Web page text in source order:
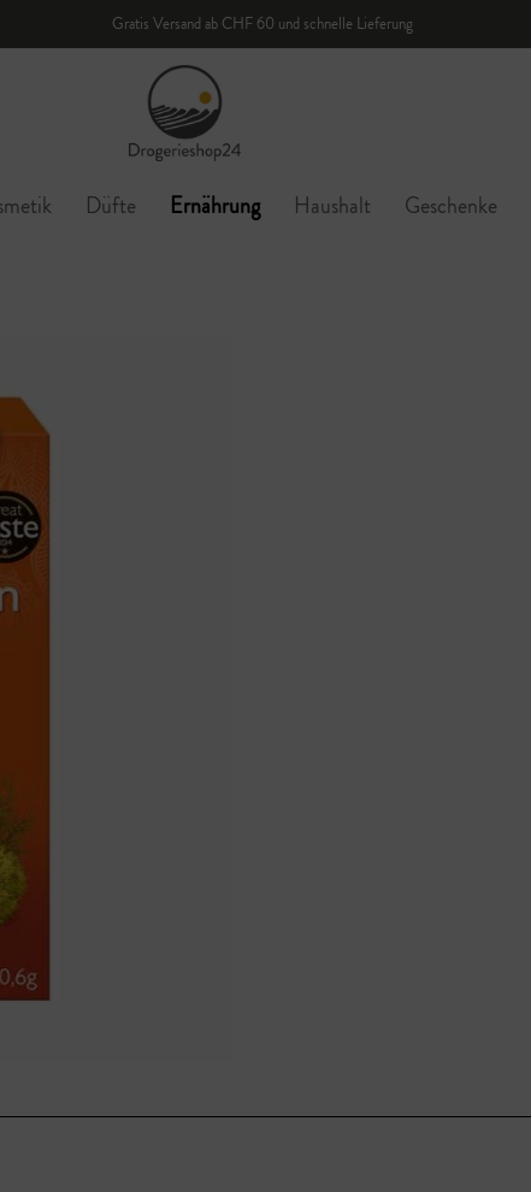
Gratis Versand ab CHF 60 und schnelle Lieferung
Düfte Ernährung Haushalt Geschenke